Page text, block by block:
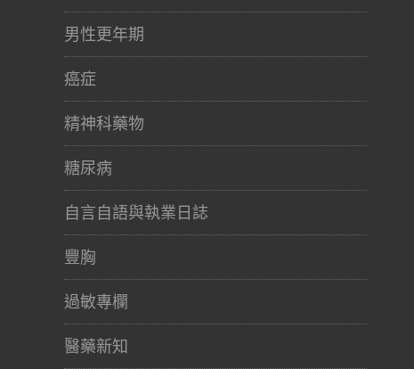
男性更年期
癌症
精神科藥物
糖尿病
自言自語與執業日誌
豐胸
過敏專欄
醫藥新知